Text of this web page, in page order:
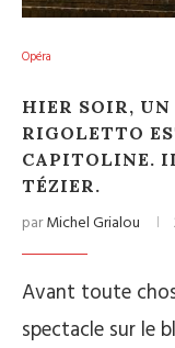
Opéra
HIER SOIR, UN
RIGOLETTO
CAPITOLINE.
TÉZIER.
parMichel Grialou
Avant toute
spectacle sur le